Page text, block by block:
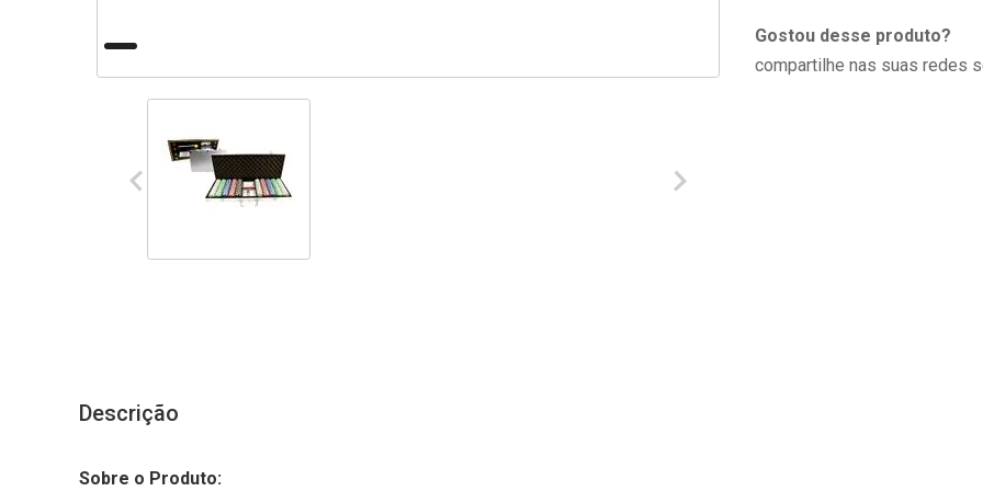
Gostou desse produto?
compartilhe nas suas redes
Descrição
Sobre o Produto: